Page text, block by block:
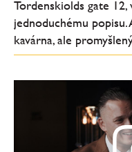
Tordenskiolds gate
jednoduchému
kavárna, ale